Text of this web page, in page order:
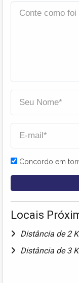
Concordo em
Locais
Distância de 2
Distância de 3